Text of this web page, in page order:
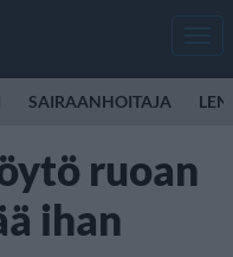
SAIRAANHOITAJA
ruoan
ihan